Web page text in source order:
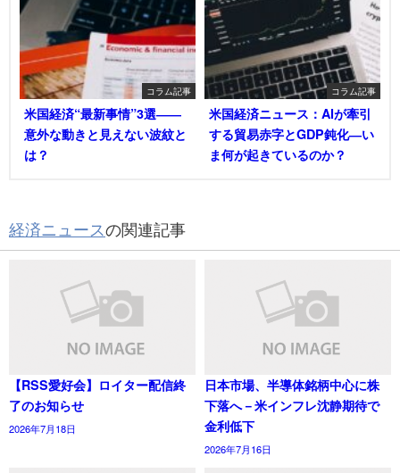
コラム記事
米国経済“最新事情”3選――
意外な動きと見えない波紋と
は？
コラム記事
米国経済ニュース：AIが牽引
する貿易赤字とGDP鈍化―い
ま何が起きているのか？
経済ニュースの関連記事
【RSS愛好会】ロイター配信終
了のお知らせ
2026年7月18日
日本市場、半導体銘柄中心に株
下落へ－米インフレ沈静期待で
金利低下
2026年7月16日